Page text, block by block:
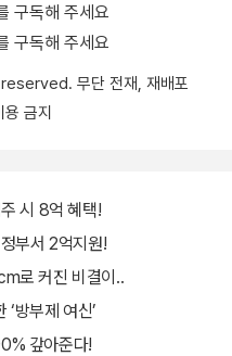
구독해 주세요
구독해 주세요
무단 전재, 재배포
금지